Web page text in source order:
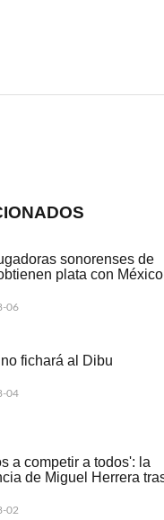
sonorenses de
plata con
06
fichará al Dibu
04
a competir a todos': la
de Miguel Herrera
02